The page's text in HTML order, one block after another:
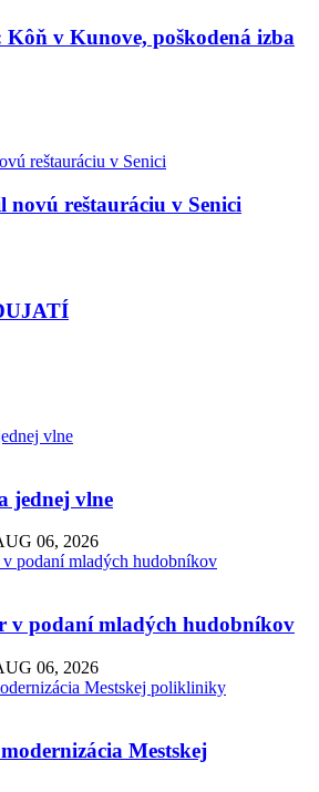
v Kunove, poškodená izba
novú reštauráciu v Senici
jednej vlne
06, 2026
v podaní mladých hudobníkov
06, 2026
Mestskej